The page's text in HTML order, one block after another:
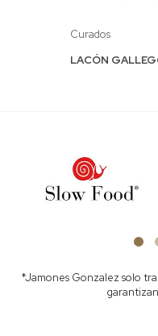
Curados
LACÓN
*Jamones Gonzalez solo